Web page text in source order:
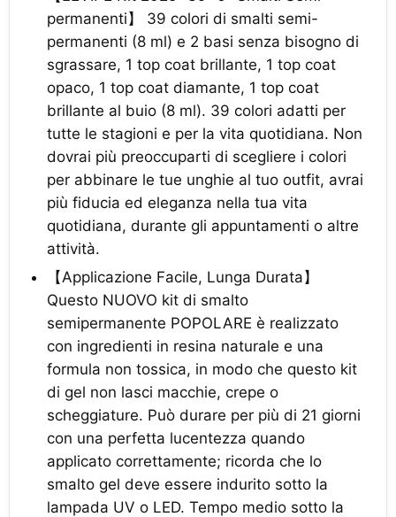
permanenti】 39 colori di smalti semi-
permanenti (8 ml) e 2 basi senza bisogno di
sgrassare, 1 top coat brillante, 1 top coat
opaco, 1 top coat diamante, 1 top coat
brillante al buio (8 ml). 39 colori adatti per
tutte le stagioni e per la vita quotidiana. Non
dovrai più preoccuparti di scegliere i colori
per abbinare le tue unghie al tuo outfit, avrai
più fiducia ed eleganza nella tua vita
quotidiana, durante gli appuntamenti o altre
attività.
【Applicazione Facile, Lunga Durata】
Questo NUOVO kit di smalto
semipermanente POPOLARE è realizzato
con ingredienti in resina naturale e una
formula non tossica, in modo che questo kit
di gel non lasci macchie, crepe o
scheggiature. Può durare per più di 21 giorni
con una perfetta lucentezza quando
applicato correttamente; ricorda che lo
smalto gel deve essere indurito sotto la
lampada UV o LED. Tempo medio sotto la